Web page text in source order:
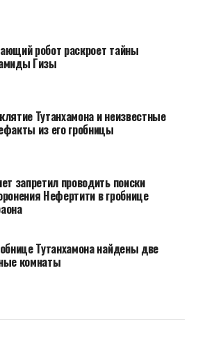
еще раз
что не
никаких
камер и
к
– сказал
Порчелли
Турина. –
робот раскроет тайны
Гизы
Тутанхамона и неизвестные
из его гробницы
запретил проводить поиски
Нефертити в гробнице
Тутанхамона найдены две
комнаты